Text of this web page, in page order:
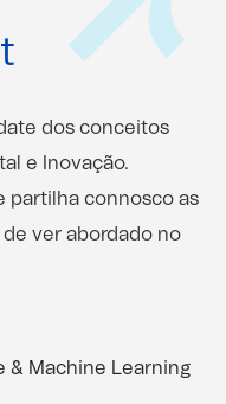
dos conceitos
e Inovação.
partilha connosco as
ver abordado no
& Machine Learning